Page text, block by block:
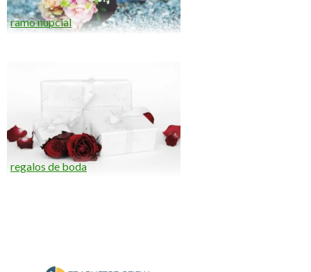
ramo nupcial
regalos de boda